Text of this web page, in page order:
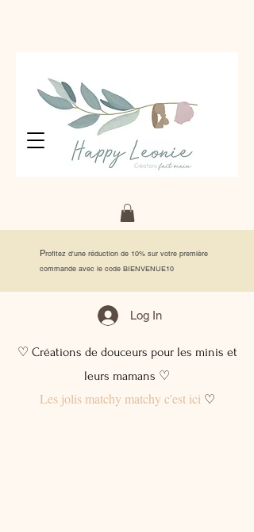
Profitez d'une réduction de 10% sur votre première
commande avec le code BIENVENUE10
Log In
♡ Créations de douceurs pour les minis et
leurs mamans ♡
Les jolis matchy matchy c'est ici♡